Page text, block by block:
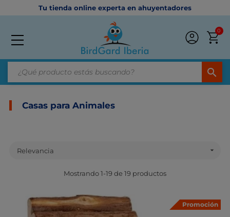
Tu tienda online experta en ahuyentadores
search
0
Casas para Animales
Relevancia 
Mostrando 1-19 de 19 productos
Promoción